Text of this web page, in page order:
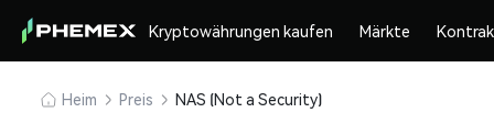
Kryptowährungen kaufen Märkte
Heim Preis NAS (Not a Security)